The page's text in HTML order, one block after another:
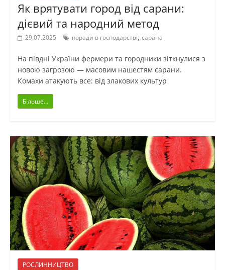
Як врятувати город від сарани:
дієвий та народний метод
29.07.2025 поради в господарстві, сарана
На півдні України фермери та городники зіткнулися з
новою загрозою — масовим нашестям сарани.
Комахи атакують все: від злакових культур
Більше...
РОСЛИННИЦТВО